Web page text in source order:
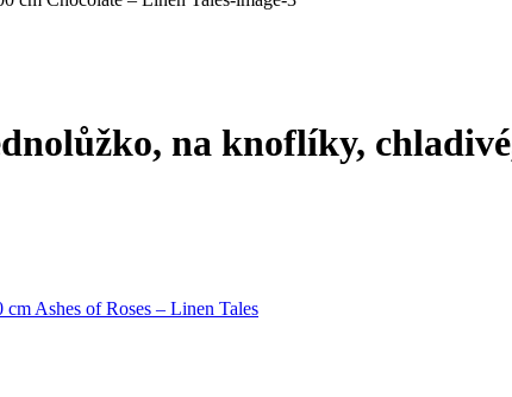
na knoflíky,
Ashes of Roses – Linen Tales